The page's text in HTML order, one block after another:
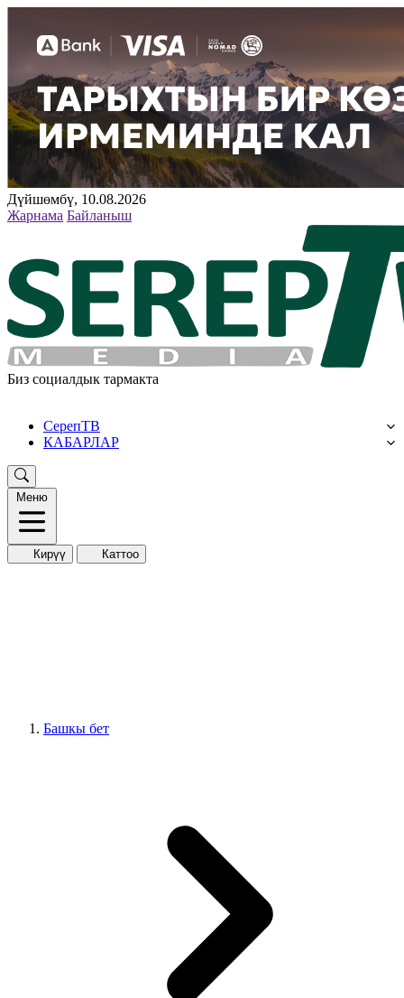
Дүйшөмбү, 10.08.2026
Жарнама Байланыш
Биз социалдык тармакта
СерепТВ
КАБАРЛАР
Меню
Кирүү Каттоо
Башкы бет